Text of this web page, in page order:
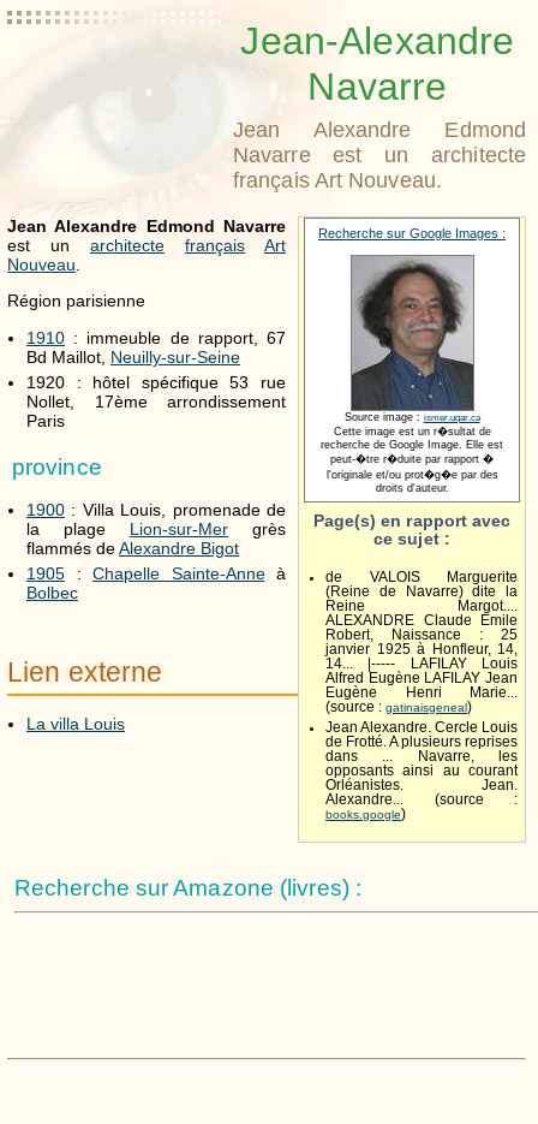
Jean-Alexandre
Navarre
Jean Alexandre Edmond
Navarre est un architecte
français Art Nouveau.
Recherche sur Google Images :
Source image : ismer.uqar.ca
Cette image est un r�sultat de
recherche de Google Image. Elle est
peut-�tre r�duite par rapport �
l'originale et/ou prot�g�e par des
droits d'auteur.
Page(s) en rapport avec
ce sujet :
de VALOIS Marguerite
(Reine de Navarre) dite la
Reine Margot....
ALEXANDRE Claude Emile
Robert, Naissance : 25
janvier 1925 à Honfleur, 14,
14... |----- LAFILAY Louis
Alfred Eugène LAFILAY Jean
Eugène Henri Marie...
(source : gatinaisgeneal )
Jean Alexandre. Cercle Louis
de Frotté. A plusieurs reprises
dans ... Navarre, les
opposants ainsi au courant
Orléanistes. Jean.
Alexandre... (source :
books.google)
Jean Alexandre Edmond Navarre
est un architecte français
Art
Nouveau
Région parisienne
1910 : immeuble de rapport, 67
Bd Maillot, Neuilly-sur-Seine
1920 : hôtel spécifique 53 rue
Nollet, 17ème arrondissement
Paris
province
1900 : Villa Louis, promenade de
la plage Lion-sur-Mer grès
flammés deAlexandre Bigot
1905 : Chapelle Sainte-Anneà
Bolbec
Lien externe
La villa Louis
Recherche sur Amazone (livres) :